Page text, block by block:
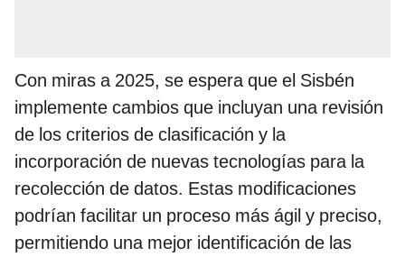
Con miras a 2025, se espera que el Sisbén
implemente cambios que incluyan una revisión
de los criterios de clasificación y la
incorporación de nuevas tecnologías para la
recolección de datos. Estas modificaciones
podrían facilitar un proceso más ágil y preciso,
permitiendo una mejor identificación de las